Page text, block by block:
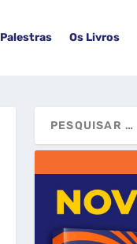
Palestras Os Livros